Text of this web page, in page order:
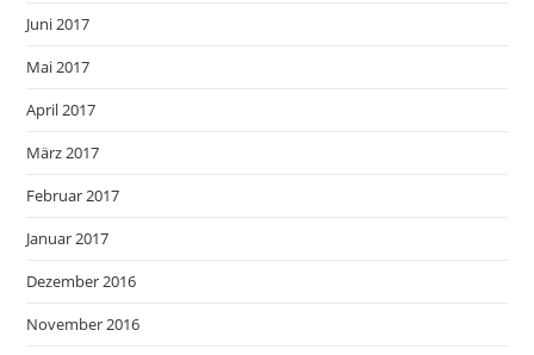
Juni 2017
Mai 2017
April 2017
März 2017
Februar 2017
Januar 2017
Dezember 2016
November 2016